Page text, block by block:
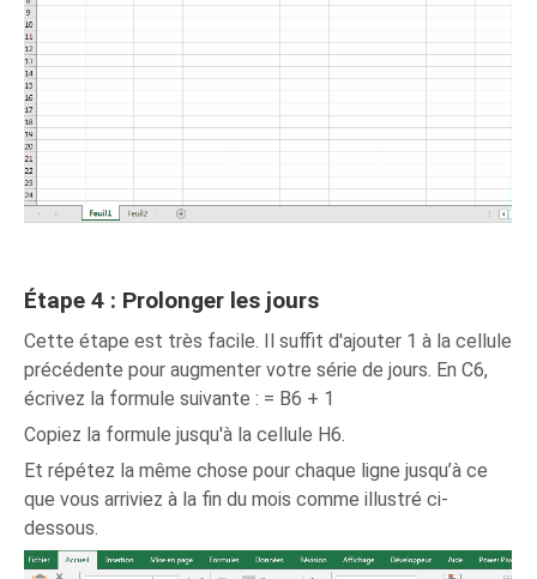
Étape 4 : Prolonger les jours
Cette étape est très facile. Il suffit d'ajouter 1 à la cellule
précédente pour augmenter votre série de jours. En C6,
écrivez la formule suivante : = B6 + 1
Copiez la formule jusqu'à la cellule H6.
Et répétez la même chose pour chaque ligne jusqu’à ce
que vous arriviez à la fin du mois comme illustré ci-
dessous.